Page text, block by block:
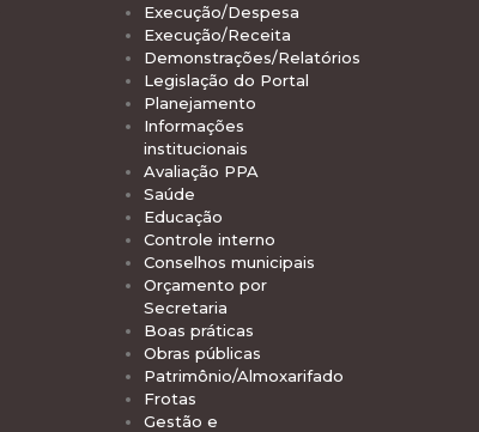
Execução/Despesa
Execução/Receita
Demonstrações/Relatórios
Legislação do Portal
Planejamento
Informações
institucionais
Avaliação PPA
Saúde
Educação
Controle interno
Conselhos municipais
Orçamento por
Secretaria
Boas práticas
Obras públicas
Patrimônio/Almoxarifado
Frotas
Gestão e